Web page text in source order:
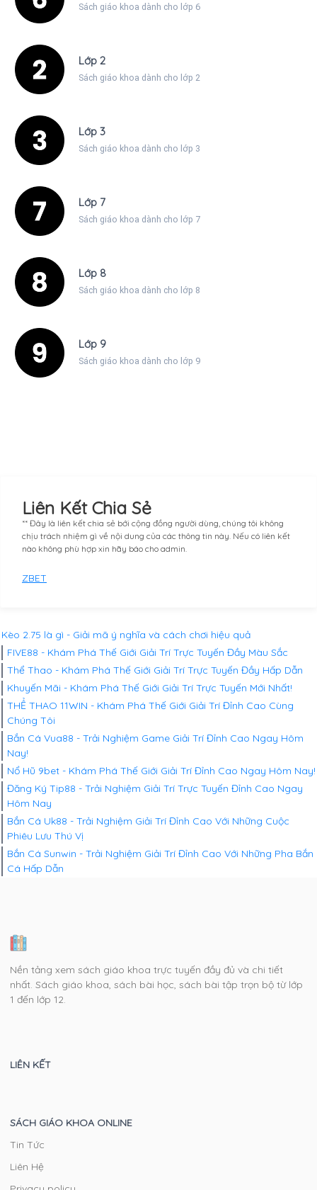
Sách giáo khoa dành cho lớp 6
Lớp 2
Sách giáo khoa dành cho lớp 2
Lớp 3
Sách giáo khoa dành cho lớp 3
Lớp 7
Sách giáo khoa dành cho lớp 7
Lớp 8
Sách giáo khoa dành cho lớp 8
Lớp 9
Sách giáo khoa dành cho lớp 9
Liên Kết Chia Sẻ
** Đây là liên kết chia sẻ bới cộng đồng người dùng, chúng tôi không
chịu trách nhiệm gì về nội dung của các thông tin này. Nếu có liên kết
nào không phù hợp xin hãy báo cho admin.
ZBET
Kèo 2.75 là gì - Giải mã ý nghĩa và cách chơi hiệu quả
FIVE88 - Khám Phá Thế Giới Giải Trí Trực Tuyến Đầy Màu Sắc
Thể Thao - Khám Phá Thế Giới Giải Trí Trực Tuyến Đầy Hấp Dẫn
Khuyến Mãi - Khám Phá Thế Giới Giải Trí Trực Tuyến Mới Nhất!
THỂ THAO 11WIN - Khám Phá Thế Giới Giải Trí Đỉnh Cao Cùng
Chúng Tôi
Bắn Cá Vua88 - Trải Nghiệm Game Giải Trí Đỉnh Cao Ngay Hôm
Nay!
Nổ Hũ 9bet - Khám Phá Thế Giới Giải Trí Đỉnh Cao Ngay Hôm Nay!
Đăng Ký Tip88 - Trải Nghiệm Giải Trí Trực Tuyến Đỉnh Cao Ngay
Hôm Nay
Bắn Cá Uk88 - Trải Nghiệm Giải Trí Đỉnh Cao Với Những Cuộc
Phiêu Lưu Thú Vị
Bắn Cá Sunwin - Trải Nghiệm Giải Trí Đỉnh Cao Với Những Pha Bắn
Cá Hấp Dẫn
Nền tảng xem sách giáo khoa trực tuyến đầy đủ và chi tiết
nhất. Sách giáo khoa, sách bài học, sách bài tập trọn bộ từ lớp
1 đến lớp 12.
LIÊN KẾT
SÁCH GIÁO KHOA ONLINE
Tin Tức
Liên Hệ